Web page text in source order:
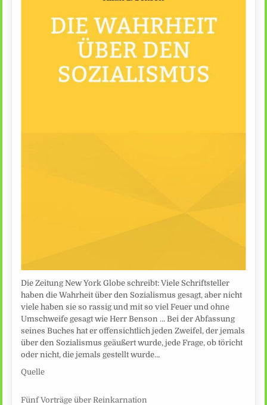
Die Zeitung New York Globe schreibt: Viele Schriftsteller
haben die Wahrheit über den Sozialismus gesagt, aber nicht
viele haben sie so rassig und mit so viel Feuer und ohne
Umschweife gesagt wie Herr Benson … Bei der Abfassung
seines Buches hat er offensichtlich jeden Zweifel, der jemals
über den Sozialismus geäußert wurde, jede Frage, ob töricht
oder nicht, die jemals gestellt wurde…
Quelle
Fünf Vorträge über Reinkarnation